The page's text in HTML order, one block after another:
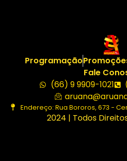
Programação
Fale
(66) 9 9909-1021
Endereço: Rua Bororos, 673 -
2024 | Todos